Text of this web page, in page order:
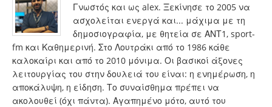
Γνωστός και ως alex. Ξεκίνησε το 2005 να
ασχολείται ενεργά και... μάχιμα με τη
δημοσιογραφία, με θητεία σε ΑΝΤ1, sport-
fm και Καθημερινή. Στο Λουτράκι από το 1986 κάθε
καλοκαίρι και από το 2010 μόνιμα. Οι βασικοί άξονες
λειτουργίας του στην δουλειά του είναι: η ενημέρωση, η
αποκάλυψη, η είδηση. Το συναίσθημα πρέπει να
ακολουθεί (όχι πάντα). Αγαπημένο μότο, αυτό του